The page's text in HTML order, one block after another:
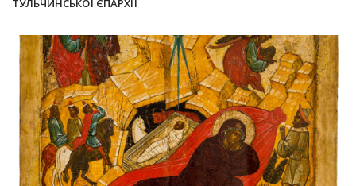
ТУЛЬЧИНСЬКОЇ ЄПАРХІЇ